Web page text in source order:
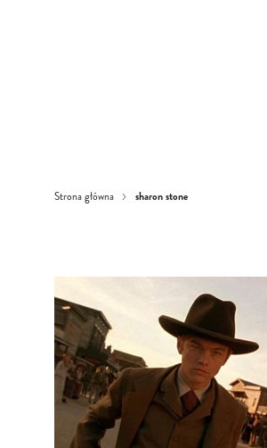
Strona główna sharon stone